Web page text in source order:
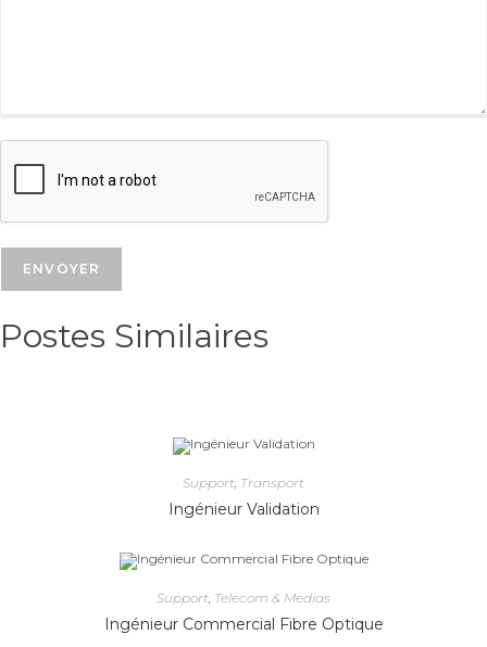
Postes Similaires​
Support, Transport
Ingénieur Validation
Support, Telecom & Medias
Ingénieur Commercial Fibre Optique